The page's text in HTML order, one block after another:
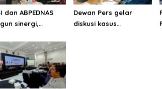
dan ABPEDNAS
sinergi,
desa
Dewan Pers gelar
diskusi kasus